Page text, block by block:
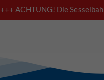
+++ ACHTUNG! Die